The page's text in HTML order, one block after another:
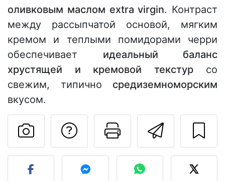
оливковым маслом extra virgin. Контраст
между рассыпчатой основой, мягким
кремом и теплыми помидорами черри
обеспечивает идеальный баланс
хрустящей и кремовой текстурсо
свежим, типично средиземноморским
вкусом.
Задать вопрос
Разместите фото этого